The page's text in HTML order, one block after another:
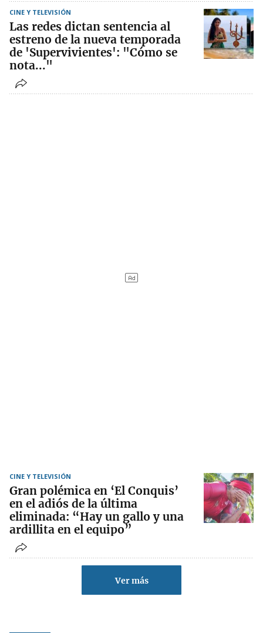
CINE Y TELEVISIÓN
Las redes dictan sentencia al
estreno de la nueva temporada
de 'Supervivientes': "Cómo se
nota..."
CINE Y TELEVISIÓN
Gran polémica en ‘El Conquis’
en el adiós de la última
eliminada: “Hay un gallo y una
ardillita en el equipo”
Ver más